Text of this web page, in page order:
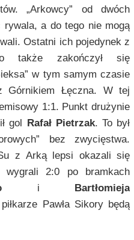
„Arkowcy” od dwóch
rywala, a do tego nie mogą
Ostatni ich pojedynek z
także zakończył się
w tym samym czasie
Łęczna. W tej
1:1. Punkt drużynie
gol
Rafał Pietrzak. To był
bez zwycięstwa.
z Arką lepsi okazali się
wygrali 2:0 po bramkach
i
Bartłomieja
Pawła Sikory będą